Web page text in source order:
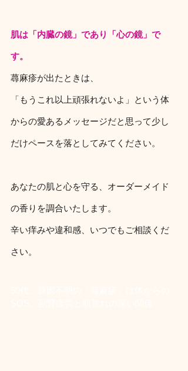
肌は「内臓の鏡」であり「心の鏡」で
す。
蕁麻疹が出たときは、
「もうこれ以上頑張れないよ」という体
からの愛あるメッセージだと思って少し
だけペースを落としてみてください。
あなたの肌と心を守る、オーダーメイド
の香りを調合いたします。
辛い痒みや違和感、いつでもご相談くだ
さい。